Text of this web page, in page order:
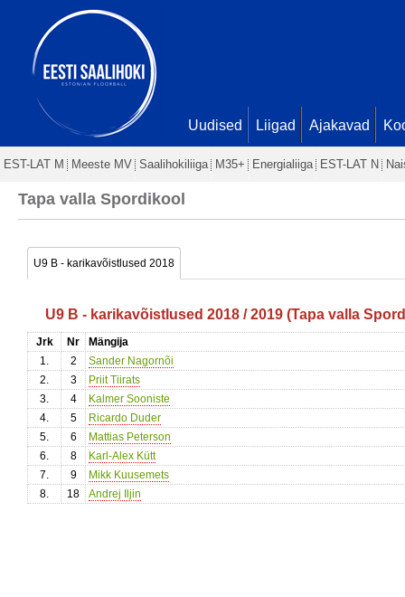
Uudised Liigad Ajakavad
EST-LAT M Meeste MV Saalihokiliiga M35+ Energialiiga EST-LAT N
Tapa valla Spordikool
U9 B - karikavõistlused 2018
U9 B - karikavõistlused 2018 / 2019 (Tapa valla
Jrk Nr
Mängija
1.
2
Sander Nagornõi
2.
3
Priit Tiirats
3.
4
Kalmer Sooniste
4.
5
Ricardo Duder
5.
6
Mattias Peterson
6.
8
Karl-Alex Kütt
7.
9
Mikk Kuusemets
8.
18 Andrej Iljin